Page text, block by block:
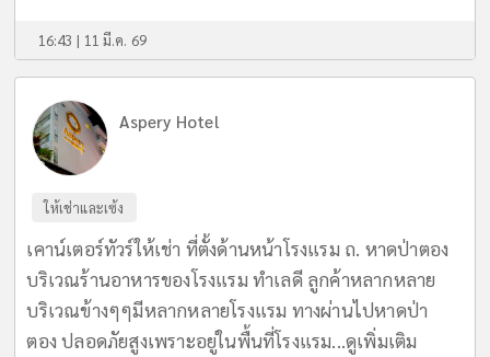
16:43 | 11 มี.ค. 69
Aspery Hotel
ให้เช่าและเซ้ง
เคาน์เตอร์ทัวร์ให้เช่า ที่ตั้งด้านหน้าโรงแรม ถ. หาดป่าตอง
บริเวณร้านอาหารของโรงแรม ทำเลดี ลูกค้าหลากหลาย
บริเวณข้างๆๆมีหลากหลายโรงแรม ทางผ่านไปหาดป่า
ตอง ปลอดภัยสูงเพราะอยู่ในพื้นที่โรงแรม...ดูเพิ่มเติม